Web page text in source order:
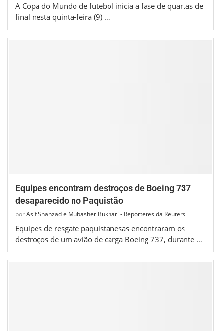
A Copa do Mundo de futebol inicia a fase de quartas de
final nesta quinta-feira (9) …
Equipes encontram destroços de Boeing 737
desaparecido no Paquistão
porAsif Shahzad e Mubasher Bukhari - Reporteres da Reuters
Equipes de resgate paquistanesas encontraram os
destroços de um avião de carga Boeing 737, durante …